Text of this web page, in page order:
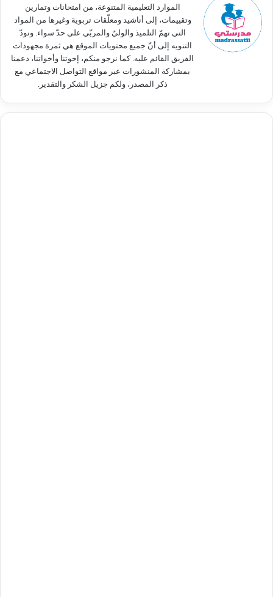
الموارد التعليمية المتنوعة، من امتحانات وتمارين
وتقييمات، إلى أناشيد ومعلّقات تربوية وغيرها من المواد
التي تهمّ التلميذ والوليّ والمربّي على حدّ سواء. ونودّ
التنويه إلى أنّ جميع محتويات الموقع هي ثمرة مجهودات
الفريق القائم عليه. كما نرجو منكم، إخوتنا وأخواتنا، دعمنا
بمشاركة المنشورات عبر مواقع التواصل الاجتماعي مع
ذكر المصدر، ولكم جزيل الشكر والتقدير.